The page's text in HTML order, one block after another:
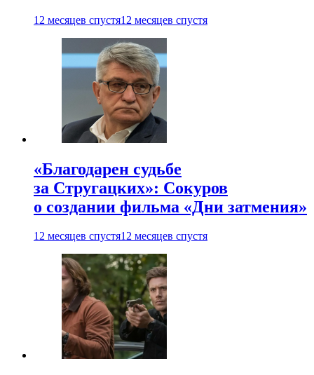
12 месяцев спустя12 месяцев спустя
«Благодарен судьбе
за Стругацких»: Сокуров
о создании фильма «Дни затмения»
12 месяцев спустя12 месяцев спустя